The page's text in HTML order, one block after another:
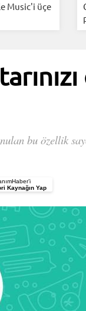
Music'i üçe
bu özellik
Kaynağın Yap